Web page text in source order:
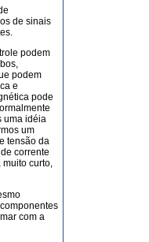
de sinais
podem
podem
e
pode
uma idéia
um
tensão da
corrente
curto,
com a